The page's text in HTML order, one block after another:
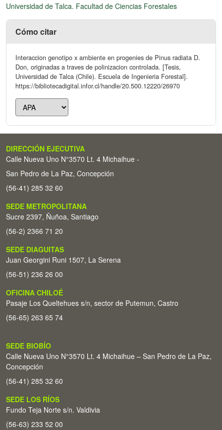
Universidad de Talca. Facultad de Ciencias Forestales
Cómo citar
Interaccion genotipo x ambiente en progenies de Pinus radiata D.
Don, originadas a traves de polinizacion controlada. [Tesis,
Universidad de Talca (Chile). Escuela de Ingenieria Forestal].
https://bibliotecadigital.infor.cl/handle/20.500.12220/26970
DIRECCIÓN EJECUTIVA
Calle Nueva Uno N°3570 Lt. 4 Michaihue -
San Pedro de La Paz, Concepción
(56-41) 285 32 60
SEDE METROPOLITANA
Sucre 2397, Ñuñoa, Santiago
(56-2) 2366 71 20
SEDE DIAGUITAS
Juan Georgini Runi 1507, La Serena
(56-51) 236 26 00
OFICINA CHILOÉ
Pasaje Los Queltehues s/n, sector de Putemun, Castro
(56-65) 263 65 74
SEDE BIOBÍO
Calle Nueva Uno N°3570 Lt. 4 Michaihue – San Pedro de La Paz,
Concepción
(56-41) 285 32 60
SEDE LOS RÍOS
Fundo Teja Norte s/n. Valdivia
(56-63) 233 52 00